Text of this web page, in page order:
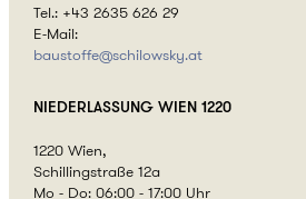
Tel.: +43 2635 626 29
E-Mail:
baustoffe@schilowsky.at
NIEDERLASSUNGWIEN 1220
1220 Wien,
Schillingstraße 12a
Mo - Do: 06:00 - 17:00 Uhr